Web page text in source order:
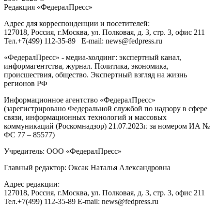
Редакция «ФедералПресс»
Адрес для корреспонденции и посетителей:
127018, Россия, г.Москва, ул. Полковая, д. 3, стр. 3, офис 211
Тел.+7(499) 112-35-89 E-mail: news@fedpress.ru
«ФедералПресс» - медиа-холдинг: экспертный канал,
информагентства, журнал. Политика, экономика,
происшествия, общество. Экспертный взгляд на жизнь
регионов РФ
Информационное агентство «ФедералПресс»
(зарегистрировано Федеральной службой по надзору в сфере
связи, информационных технологий и массовых
коммуникаций (Роскомнадзор) 21.07.2023г. за номером ИА №
ФС 77 – 85577)
Учредитель: ООО «ФедералПресс»
Главный редактор: Оксак Наталья Александровна
Адрес редакции:
127018, Россия, г.Москва, ул. Полковая, д. 3, стр. 3, офис 211
Тел.+7(499) 112-35-89 E-mail: news@fedpress.ru